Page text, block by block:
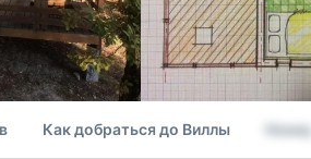
Как добраться до Виллы